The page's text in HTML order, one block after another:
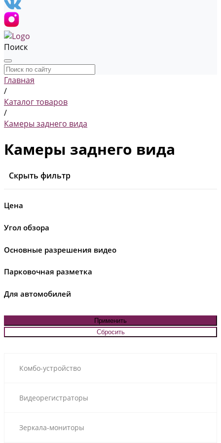
Поиск
Главная
/
Каталог товаров
/
Камеры заднего вида
Камеры заднего вида
Скрыть фильтр
Цена
Угол обзора
Основные разрешения видео
Парковочная разметка
Для автомобилей
Комбо-устройство
Видеорегистраторы
Зеркала-мониторы